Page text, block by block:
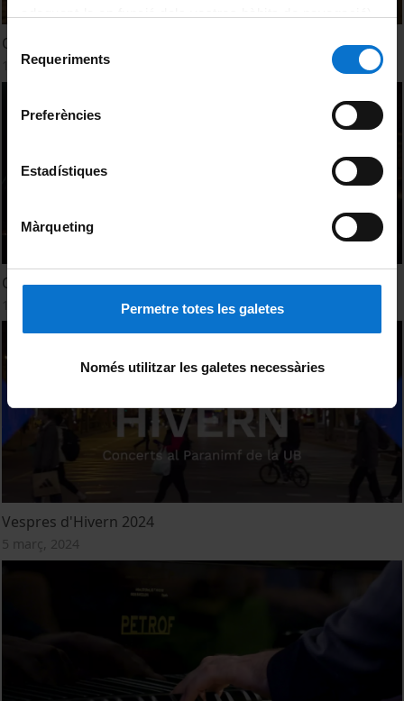
consultar laPolítica de galetes del lloc web de la
Selecció
consentiment
Requeriments
Preferències
Estadístiques
Màrqueting
Permetre totes les galetes
Només utilitzar les galetes necessàries
Opinions del públic dels Vespres d'Hivern 2024
15 març, 2024
Opinions dels grups - Els Vespres Hivern 2024
Vespres d'Hivern 2024
5 març, 2024